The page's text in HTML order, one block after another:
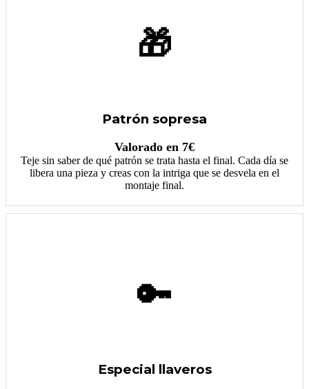
🎁
Patrón sopresa
Valorado en 7€
Teje sin saber de qué patrón se trata hasta el final. Cada día se
libera una pieza y creas con la intriga que se desvela en el
montaje final.
🔑
Especial llaveros